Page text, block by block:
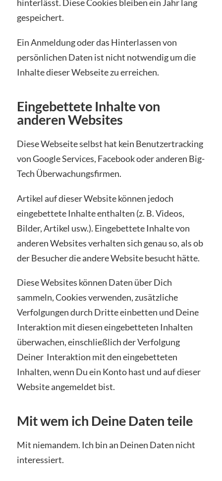
hinterlässt. Diese Cookies bleiben ein Jahr lang
gespeichert.
Ein Anmeldung oder das Hinterlassen von
persönlichen Daten ist nicht notwendig um die
Inhalte dieser Webseite zu erreichen.
Eingebettete Inhalte von
anderen Websites
Diese Webseite selbst hat kein Benutzertracking
von Google Services, Facebook oder anderen Big-
Tech Überwachungsfirmen.
Artikel auf dieser Website können jedoch
eingebettete Inhalte enthalten (z. B. Videos,
Bilder, Artikel usw.). Eingebettete Inhalte von
anderen Websites verhalten sich genau so, als ob
der Besucher die andere Website besucht hätte.
Diese Websites können Daten über Dich
sammeln, Cookies verwenden, zusätzliche
Verfolgungen durch Dritte einbetten und Deine
Interaktion mit diesen eingebetteten Inhalten
überwachen, einschließlich der Verfolgung
Deiner Interaktion mit den eingebetteten
Inhalten, wenn Du ein Konto hast und auf dieser
Website angemeldet bist.
Mit wem ich Deine Daten teile
Mit niemandem. Ich bin an Deinen Daten nicht
interessiert.